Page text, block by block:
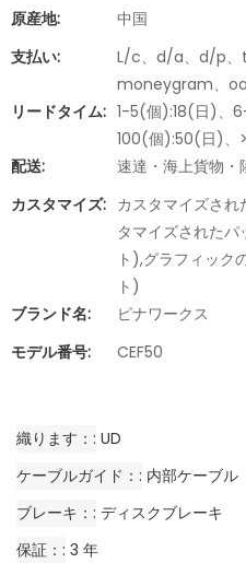
原産地:
中国
支払い:
L/c、d/a、d/p、t/
moneygram、oa
リードタイム: 1-5(個):18(日)、
100(個):50(日)、
配送:
速達・海上貨物・
カスタマイズ: カスタマイズされ
タマイズされたパ
ト),グラフィック
ト)
ブランド名:
ピナワークス
モデル番号:
CEF50
織ります：
UD
ケーブルガイド：
内部ケーブル
ブレーキ：
ディスクブレーキ
保証：
3 年